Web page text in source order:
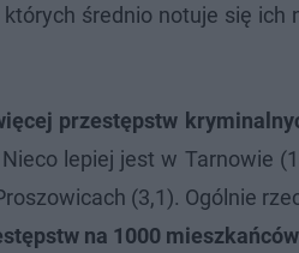
średnio notuje się
przestępstw
Nieco lepiej jest w Tarnowie
(3,1). Ogólnie
na 1000